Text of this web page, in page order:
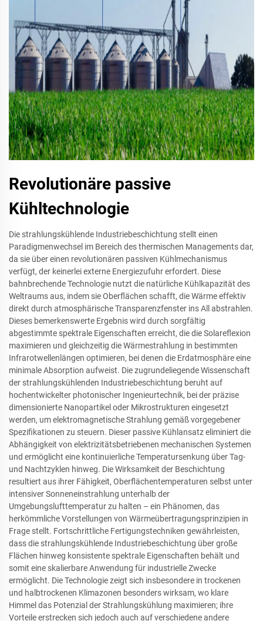
Revolutionäre passive
Kühltechnologie
Die strahlungskühlende Industriebeschichtung stellt einen
Paradigmenwechsel im Bereich des thermischen Managements dar,
da sie über einen revolutionären passiven Kühlmechanismus
verfügt, der keinerlei externe Energiezufuhr erfordert. Diese
bahnbrechende Technologie nutzt die natürliche Kühlkapazität des
Weltraums aus, indem sie Oberflächen schafft, die Wärme effektiv
direkt durch atmosphärische Transparenzfenster ins All abstrahlen.
Dieses bemerkenswerte Ergebnis wird durch sorgfältig
abgestimmte spektrale Eigenschaften erreicht, die die Solareflexion
maximieren und gleichzeitig die Wärmestrahlung in bestimmten
Infrarotwellenlängen optimieren, bei denen die Erdatmosphäre eine
minimale Absorption aufweist. Die zugrundeliegende Wissenschaft
der strahlungskühlenden Industriebeschichtung beruht auf
hochentwickelter photonischer Ingenieurtechnik, bei der präzise
dimensionierte Nanopartikel oder Mikrostrukturen eingesetzt
werden, um elektromagnetische Strahlung gemäß vorgegebener
Spezifikationen zu steuern. Dieser passive Kühlansatz eliminiert die
Abhängigkeit von elektrizitätsbetriebenen mechanischen Systemen
und ermöglicht eine kontinuierliche Temperatursenkung über Tag-
und Nachtzyklen hinweg. Die Wirksamkeit der Beschichtung
resultiert aus ihrer Fähigkeit, Oberflächentemperaturen selbst unter
intensiver Sonneneinstrahlung unterhalb der
Umgebungslufttemperatur zu halten – ein Phänomen, das
herkömmliche Vorstellungen von Wärmeübertragungsprinzipien in
Frage stellt. Fortschrittliche Fertigungstechniken gewährleisten,
dass die strahlungskühlende Industriebeschichtung über große
Flächen hinweg konsistente spektrale Eigenschaften behält und
somit eine skalierbare Anwendung für industrielle Zwecke
ermöglicht. Die Technologie zeigt sich insbesondere in trockenen
und halbtrockenen Klimazonen besonders wirksam, wo klare
Himmel das Potenzial der Strahlungskühlung maximieren; ihre
Vorteile erstrecken sich jedoch auch auf verschiedene andere